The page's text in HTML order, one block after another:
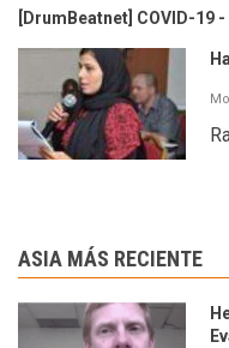
[DrumBeatnet] COVID-19
ASIA MÁS RECIENTE